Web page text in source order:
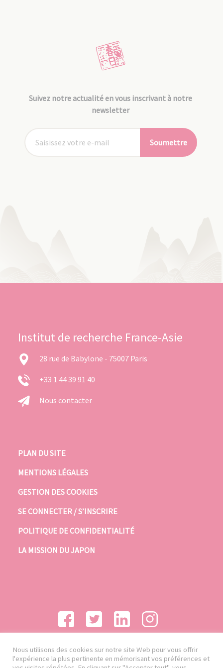
Suivez notre actualité en vous inscrivant à notre
newsletter
Soumettre
Institut de recherche France-Asie
28 rue de Babylone - 75007 Paris
+33 1 44 39 91 40
Nous contacter
PLAN DU SITE
MENTIONS LÉGALES
GESTION DES COOKIES
SE CONNECTER / S’INSCRIRE
POLITIQUE DE CONFIDENTIALITÉ
LA MISSION DU JAPON
Nous utilisons des cookies sur notre site Web pour vous offrir
l'expérience la plus pertinente en mémorisant vos préférences et